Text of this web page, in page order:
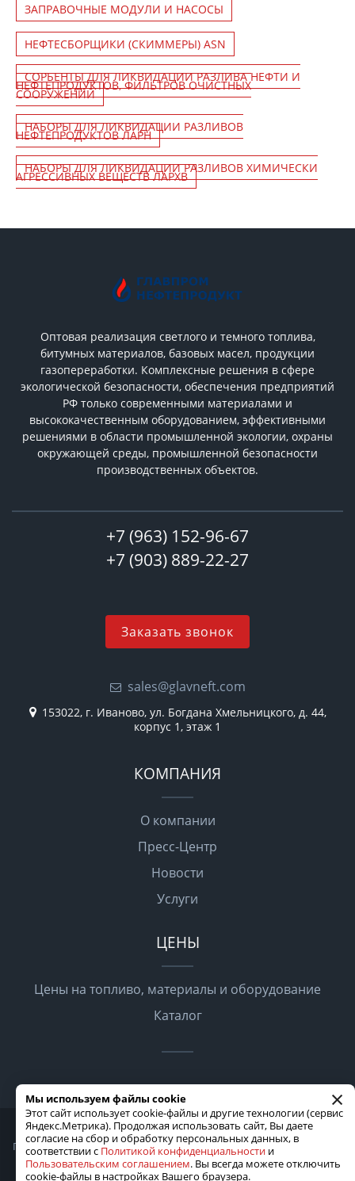
ЗАПРАВОЧНЫЕ МОДУЛИ И НАСОСЫ
НЕФТЕСБОРЩИКИ (СКИММЕРЫ) ASN
СОРБЕНТЫ ДЛЯ ЛИКВИДАЦИИ РАЗЛИВА НЕФТИ И
НЕФТЕПРОДУКТОВ, ФИЛЬТРОВ ОЧИСТНЫХ
СООРУЖЕНИЙ
НАБОРЫ ДЛЯ ЛИКВИДАЦИИ РАЗЛИВОВ
НЕФТЕПРОДУКТОВ ЛАРН
НАБОРЫ ДЛЯ ЛИКВИДАЦИИ РАЗЛИВОВ ХИМИЧЕСКИ
АГРЕССИВНЫХ ВЕЩЕСТВ ЛАРХВ
Оптовая реализация светлого и темного топлива,
битумных материалов, базовых масел, продукции
газопереработки. Комплексные решения в сфере
экологической безопасности, обеспечения предприятий
РФ только современными материалами и
высококачественным оборудованием, эффективными
решениями в области промышленной экологии, охраны
окружающей среды, промышленной безопасности
производственных объектов.
+7 (963) 152-96-67
+7 (903) 889-22-27
Заказать звонок
sales@glavneft.com
153022, г. Иваново, ул. Богдана Хмельницкого, д. 44,
корпус 1, этаж 1
КОМПАНИЯ
О компании
Пресс-Центр
Новости
Услуги
ЦЕНЫ
Цены на топливо, материалы и оборудование
Каталог
2026 © Все права защищены
Политика конфиденциальности Пользовательское соглашение
Карта сайта
Мы используем файлы cookie
Этот сайт использует cookie-файлы и другие технологии (сервис
Яндекс.Метрика). Продолжая использовать сайт, Вы даете
согласие на сбор и обработку персональных данных, в
соответствии с Политикой конфиденциальности и
Пользовательским соглашением. Вы всегда можете отключить
cookie-файлы в настройках Вашего браузера.
×